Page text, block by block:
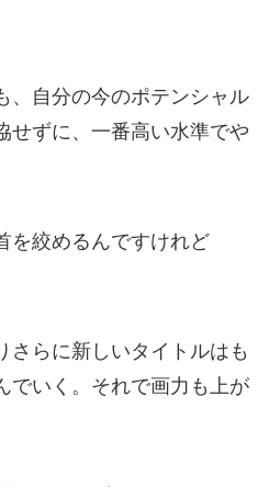
、自分の今のポテンシャル
せずに、一番高い水準でや
を絞めるんですけれど
さらに新しいタイトルはも
でいく。それで画力も上が